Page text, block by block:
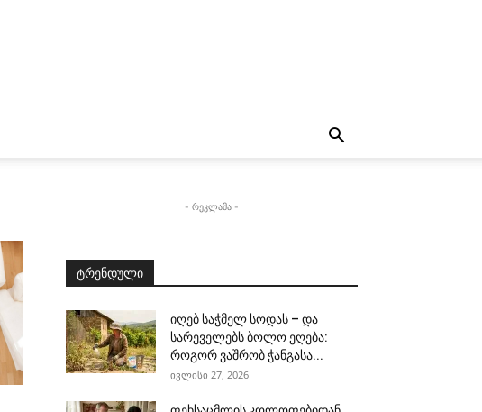
- რეკლამა -
ტრენდული
იღებ საჭმელ სოდას – და
სარეველებს ბოლო ეღება:
როგორ ვაშრობ ჭანგასა...
ივლისი 27, 2026